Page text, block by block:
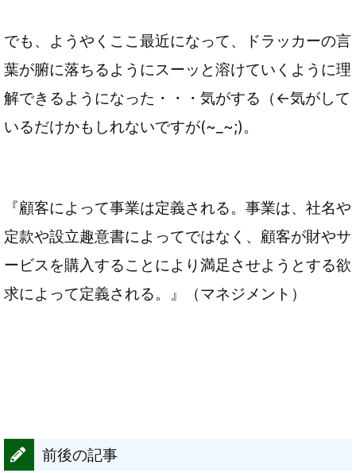
でも、ようやくここ最近になって、ドラッカーの言
葉が腑に落ちるようにスーッと溶けていくように理
解できるようになった・・・気がする（←気がして
いるだけかもしれないですが(~_~;)。
『顧客によって事業は定義される。事業は、社名や
定款や設立趣意書によってではなく、顧客が財やサ
ービスを購入することにより満足させようとする欲
求によって定義される。』（マネジメント）
前後の記事